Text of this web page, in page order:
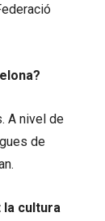
A nivel de
de
la cultura